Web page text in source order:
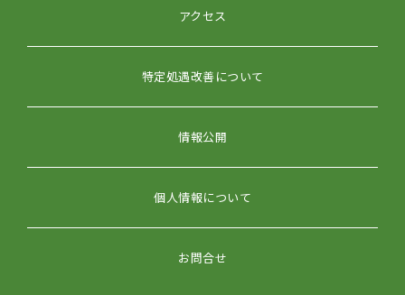
アクセス
特定処遇改善について
情報公開
個人情報について
お問合せ